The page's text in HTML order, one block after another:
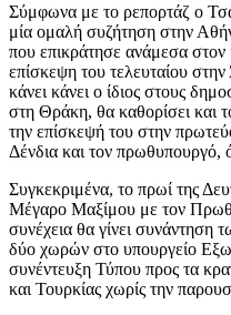
Σύμφωνα με το ρεπορτάζ ο
μία ομαλή συζήτηση στην
που επικράτησε ανάμεσα στον
επίσκεψη του τελευταίου
κάνει κάνει ο ίδιος στους
στη Θράκη, θα καθορίσει και
την επίσκεψή του στην
Δένδια και τον πρωθυπουργό,
Συγκεκριμένα, το πρωί της
Μέγαρο Μαξίμου με τον
συνέχεια θα γίνει
δύο χωρών στο υπουργείο
συνέντευξη Τύπου προς τα
και Τουρκίας χωρίς την